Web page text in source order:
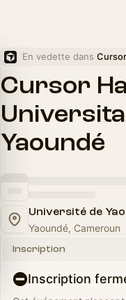
En vedette dans
Cursor
Yaoundé
Université de
Yaoundé, Cameroun
Inscription
Inscription